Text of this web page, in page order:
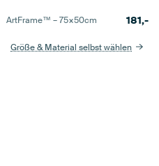
ArtFrame™ –75×50cm 181,-
Größe & Material selbst wählen